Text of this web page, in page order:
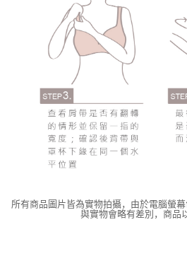
所有商品圖片皆為實物拍攝，由於電腦螢
與實物會略有差別，商品